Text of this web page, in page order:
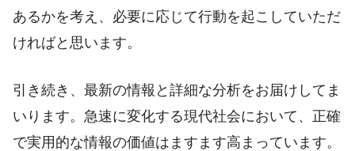
あるかを考え、必要に応じて行動を起こしていただ
ければと思います。
引き続き、最新の情報と詳細な分析をお届けしてま
いります。急速に変化する現代社会において、正確
で実用的な情報の価値はますます高まっています。